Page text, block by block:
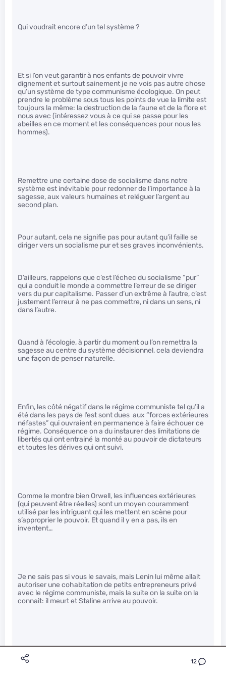
12
Qui voudrait encore d’un tel système ?
Et si l’on veut garantir à nos enfants de pouvoir vivre
dignement et surtout sainement je ne vois pas autre chose
qu’un système de type communisme écologique. On peut
prendre le problème sous tous les points de vue la limite est
toujours la même: la destruction de la faune et de la flore et
nous avec (intéressez vous à ce qui se passe pour les
abeilles en ce moment et les conséquences pour nous les
hommes).
Remettre une certaine dose de socialisme dans notre
système est inévitable pour redonner de l’importance à la
sagesse, aux valeurs humaines et reléguer l’argent au
second plan.
Pour autant, cela ne signifie pas pour autant qu’il faille se
diriger vers un socialisme pur et ses graves inconvénients.
D’ailleurs, rappelons que c’est l’échec du socialisme “pur”
qui a conduit le monde a commettre l’erreur de se diriger
vers du pur capitalisme. Passer d’un extrême à l’autre, c’est
justement l’erreur à ne pas commettre, ni dans un sens, ni
dans l’autre.
Quand à l’écologie, à partir du moment ou l’on remettra la
sagesse au centre du système décisionnel, cela deviendra
une façon de penser naturelle.
Enfin, les côté négatif dans le régime communiste tel qu’il a
été dans les pays de l’est sont dues aux “forces extérieures
néfastes” qui ouvraient en permanence à faire échouer ce
régime. Conséquence on a du instaurer des limitations de
libertés qui ont entrainé la monté au pouvoir de dictateurs
et toutes les dérives qui ont suivi.
Comme le montre bien Orwell, les influences extérieures
(qui peuvent être réelles) sont un moyen couramment
utilisé par les intriguant qui les mettent en scène pour
s’approprier le pouvoir. Et quand il y en a pas, ils en
inventent…
Je ne sais pas si vous le savais, mais Lenin lui même allait
autoriser une cohabitation de petits entrepreneurs privé
avec le régime communiste, mais la suite on la suite on la
connait: il meurt et Staline arrive au pouvoir.
point faible du socialisme “pur” qui tends à se dégrader